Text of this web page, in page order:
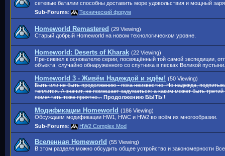
сетевые баталии способны доставить море удовольствия и мощный
Sub-Forums: Технический форум
Homeworld Remastered (29 Viewing)
Старый добрый Homeworld на новом технологическом уровне.
Homeworld: Deserts of Kharak (22 Viewing)
Пре-сиквел к основателю серии, посвящённый той самой экспедиции,
объекта, случайно обнаруженного со спутника в песках Великой пустыни.
Homeworld 3 - Живём Надеждой и ждём! (50 Viewing)
Быть или не быть продолжению - пока неизвестно. Но надежда,
теплится. А значит, не помешает задуматься: а каким может быть
помечтать тоже приятно... Продолжению БЫТЬ!!!
Модификации Homeworld (186 Viewing)
Обсуждаем модификации HW1, HWC и HW2 во всём их многообразии.
Sub-Forums: HW2 Complex Mod
Вселенная Homeworld (55 Viewing)
В этом разделе можно обсудить общее устройство и закономерности